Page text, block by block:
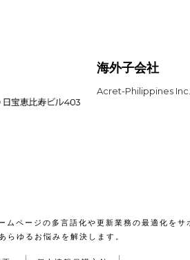
海外子会社
Acret-Philippines Inc.
ページの多言語化や更新業務の最適化をサ
ゆるお悩みを解決します。